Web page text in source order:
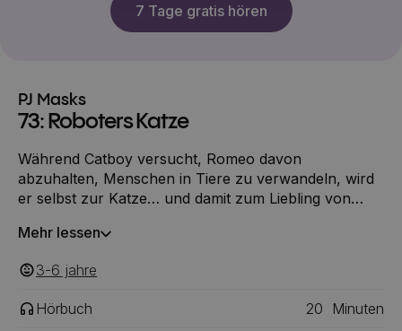
7 Tage gratis hören
PJ Masks
73: Roboters Katze
Während Catboy versucht, Romeo davon
abzuhalten, Menschen in Tiere zu verwandeln, wird
er selbst zur Katze… und damit zum Liebling von
er sich tatsächlich wie eine Katze verhalten.
Mehr lessen
3-6 ‎‎ jahre
Hörbuch 20 Minuten